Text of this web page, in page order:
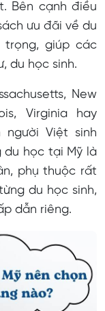
Bên cạnh điều
ưu đãi về du
trọng, giúp các
du học sinh.
New
Virginia hay
Việt sinh
du học tại Mỹ là
phụ thuộc rất
du học sinh,
dẫn riêng.